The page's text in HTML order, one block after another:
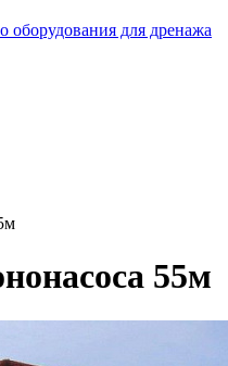
оборудования для дренажа
55м